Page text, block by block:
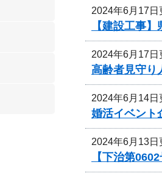
2024年6月17日
【建設工事
2024年6月17日
高齢者見守り
2024年6月14日
婚活イベント
2024年6月13日
【下治第